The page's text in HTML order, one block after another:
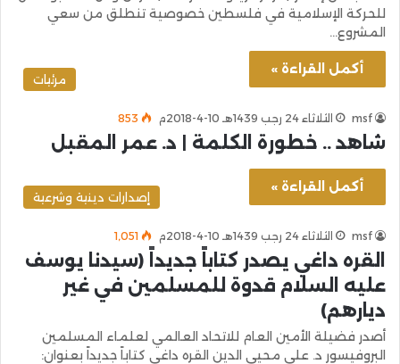
للحركة الإسلامية في فلسطين خصوصية تنطلق من سعي
المشروع…
أكمل القراءة »
مرئيات
msf الثلاثاء 24 رجب 1439هـ 10-4-2018م 853
شاهد .. خطورة الكلمة | د. عمر المقبل
أكمل القراءة »
إصدارات دينية وشرعية
msf الثلاثاء 24 رجب 1439هـ 10-4-2018م 1٬051
القره داغي يصدر كتاباً جديداً (سيدنا يوسف
عليه السلام قدوة للمسلمين في غير
ديارهم)
أصدر فضيلة الأمين العام للاتحاد العالمي لعلماء المسلمين
البروفيسور د. علي محيي الدين القره داغي كتاباً جديداً بعنوان: